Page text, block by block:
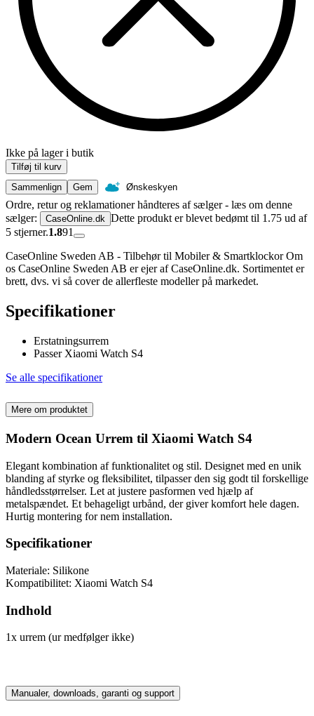
Ikke på lager i butik
Tilføj til kurv
Sammenlign
Gem Ønskeskyen
Ordre, retur og reklamationer håndteres af sælger - læs om denne
sælger:
CaseOnline.dk Dette produkt er blevet bedømt til 1.75 ud af
5 stjerner.1.891
CaseOnline Sweden AB - Tilbehør til Mobiler & Smartklockor Om
os CaseOnline Sweden AB er ejer af CaseOnline.dk. Sortimentet er
brett, dvs. vi så cover de allerfleste modeller på markedet.
Specifikationer
Erstatningsurrem
Passer Xiaomi Watch S4
Se alle specifikationer
Mere om produktet
Modern Ocean Urrem til Xiaomi Watch S4
Elegant kombination af funktionalitet og stil. Designet med en unik
blanding af styrke og fleksibilitet, tilpasser den sig godt til forskellige
håndledsstørrelser. Let at justere pasformen ved hjælp af
metalspændet. Et behageligt urbånd, der giver komfort hele dagen.
Hurtig montering for nem installation.
Specifikationer
Materiale: Silikone
Kompatibilitet: Xiaomi Watch S4
Indhold
1x urrem (ur medfølger ikke)
Manualer, downloads, garanti og support